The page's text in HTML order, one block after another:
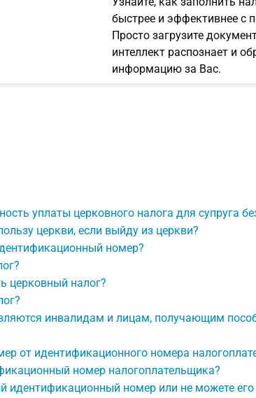
быстрее и эффективнее с
Просто загрузите
интеллект распознает и
информацию за Вас.
уплаты церковного налога для супруга
церкви, если выйду из церкви?
номер?
церковный налог?
инвалидам и лицам, получающим
от идентификационного номера
номер налогоплательщика?
идентификационный номер или не можете его